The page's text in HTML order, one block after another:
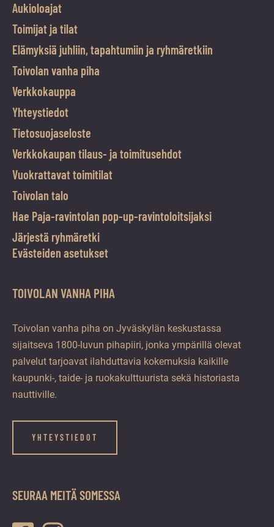
Aukioloajat
Toimijat ja tilat
Elämyksiä juhliin, tapahtumiin ja ryhmäretkiin
Toivolan vanha piha
Verkkokauppa
Yhteystiedot
Tietosuojaseloste
Verkkokaupan tilaus- ja toimitusehdot
Vuokrattavat toimitilat
Toivolan talo
Hae Paja-ravintolan pop-up-ravintoloitsijaksi
Järjestä ryhmäretki
Evästeiden asetukset
TOIVOLAN VANHA PIHA
Toivolan vanha piha on Jyväskylän keskustassa
sijaitseva 1800-luvun pihapiiri, jonka ympärillä olevat
palvelut tarjoavat ilahduttavia kokemuksia kaikille
kaupunki-, taide- ja ruokakulttuurista sekä historiasta
nauttiville.
YHTEYSTIEDOT
SEURAA MEITÄ SOMESSA